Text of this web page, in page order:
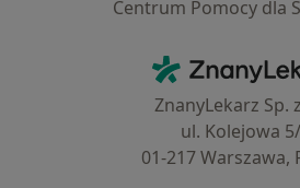
Centrum Pomocy dla
ZnanyLekarz Sp.
ul. Kolejowa
01-217 Warszawa,